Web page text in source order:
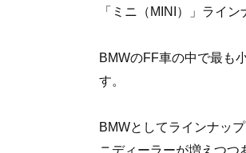
「ミニ（MINI）」ライ
BMWのFF車の中で最も
す。
BMWとしてラインナッ
ニディーラーが増えつつ